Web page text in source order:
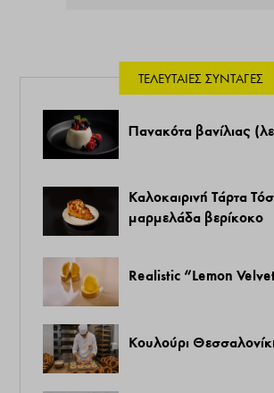
ΤΕΛΕΥΤΑΊΕΣ ΣΥΝΤΑΓΈΣ
Πανακότα βανίλιας
Καλοκαιρινή Τάρτα
μαρμελάδα βερίκοκο
Realistic “Lemon
Κουλούρι